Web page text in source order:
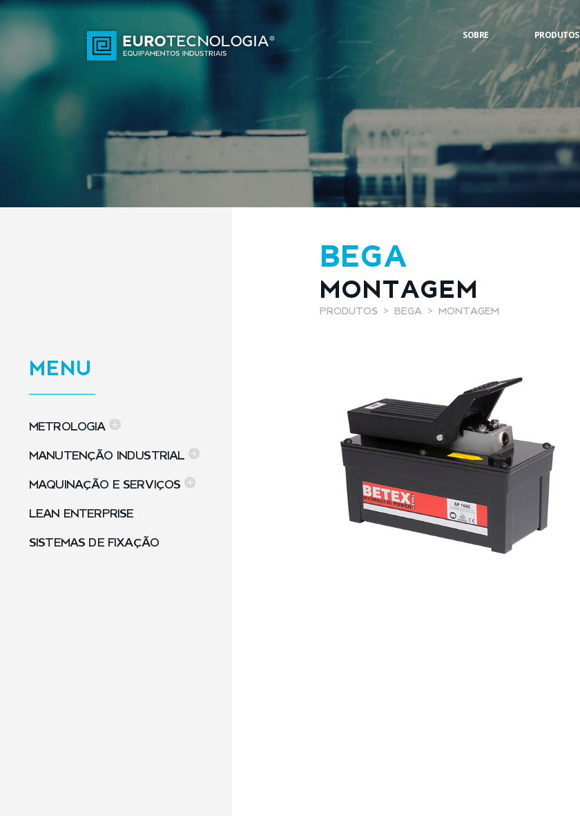
SOBRE PRODUTOS
MENU
METROLOGIA
MANUTENÇÃO INDUSTRIAL
MAQUINAÇÃO E SERVIÇOS
LEAN ENTERPRISE
SISTEMAS DE FIXAÇÃO
BEGA
MONTAGEM
PRODUTOS BEGA MONTAGEM